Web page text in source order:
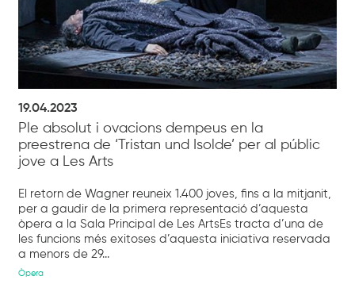
19.04.2023
Ple absolut i ovacions dempeus en la
preestrena de ‘Tristan und Isolde’ per al públic
jove a Les Arts
El retorn de Wagner reuneix 1.400 joves, fins a la mitjanit,
per a gaudir de la primera representació d’aquesta
òpera a la Sala Principal de Les ArtsEs tracta d’una de
les funcions més exitoses d’aquesta iniciativa reservada
a menors de 29...
Òpera